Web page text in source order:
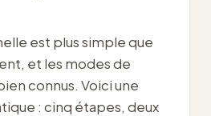
est plus simple que
et les modes de
connus. Voici une
: cinq étapes, deux